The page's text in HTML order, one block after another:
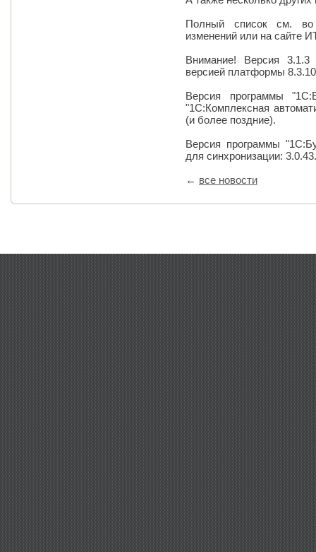
Полный список см. во
изменений или на сайте
Внимание! Версия 3.1.3
версией платформы
Версия программы
"1С:Комплексная
(и более поздние).
Версия программы
для синхронизации:
← все новости